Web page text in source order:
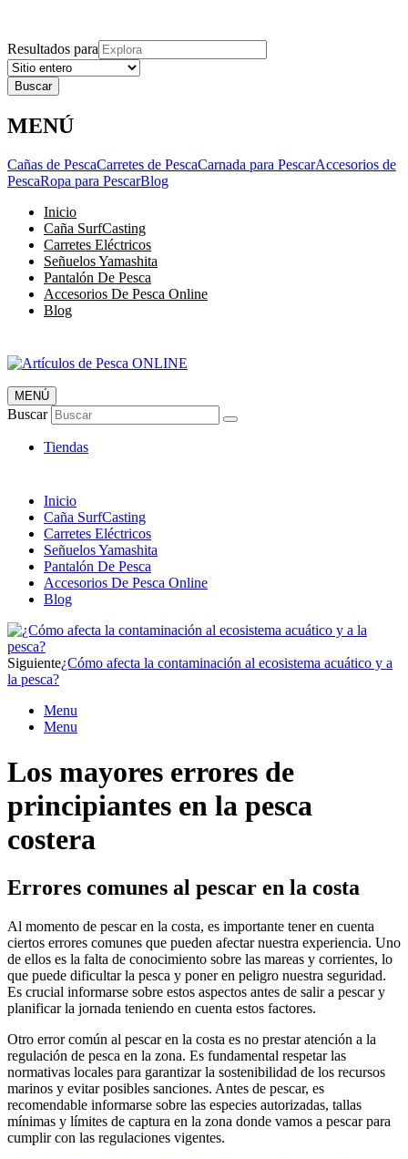
Resultados para
MENÚ
Cañas de PescaCarretes de PescaCarnada para PescarAccesorios de
PescaRopa para PescarBlog
Inicio
Caña SurfCasting
Carretes Eléctricos
Señuelos Yamashita
Pantalón De Pesca
Accesorios De Pesca Online
Blog
Artículos de Pesca ONLINE
Envió 24/7!!!
MENÚ
Buscar
Tiendas
Inicio
Caña SurfCasting
Carretes Eléctricos
Señuelos Yamashita
Pantalón De Pesca
Accesorios De Pesca Online
Blog
Siguiente¿Cómo afecta la contaminación al ecosistema acuático y a
la pesca?
Menu
Menu
Los mayores errores de
principiantes en la pesca
costera
Errores comunes al pescar en la costa
Al momento de pescar en la costa, es importante tener en cuenta
ciertos errores comunes que pueden afectar nuestra experiencia. Uno
de ellos es la falta de conocimiento sobre las mareas y corrientes, lo
que puede dificultar la pesca y poner en peligro nuestra seguridad.
Es crucial informarse sobre estos aspectos antes de salir a pescar y
planificar la jornada teniendo en cuenta estos factores.
Otro error común al pescar en la costa es no prestar atención a la
regulación de pesca en la zona. Es fundamental respetar las
normativas locales para garantizar la sostenibilidad de los recursos
marinos y evitar posibles sanciones. Antes de pescar, es
recomendable informarse sobre las especies autorizadas, tallas
mínimas y límites de captura en la zona donde vamos a pescar para
cumplir con las regulaciones vigentes.